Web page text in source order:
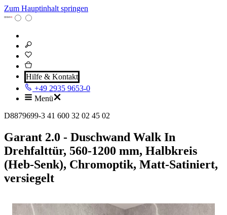
Zum Hauptinhalt springen
Hilfe & Kontakt
+49 2935 9653-0
Menü
D8879699-3 41 600 32 02 45 02
Garant 2.0 - Duschwand Walk In
Drehfalttür, 560-1200 mm, Halbkreis
(Heb-Senk), Chromoptik, Matt-Satiniert,
versiegelt